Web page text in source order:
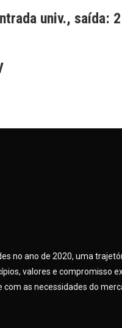
univ., saída:
no ano de 2020, uma
valores e compromisso
as necessidades do